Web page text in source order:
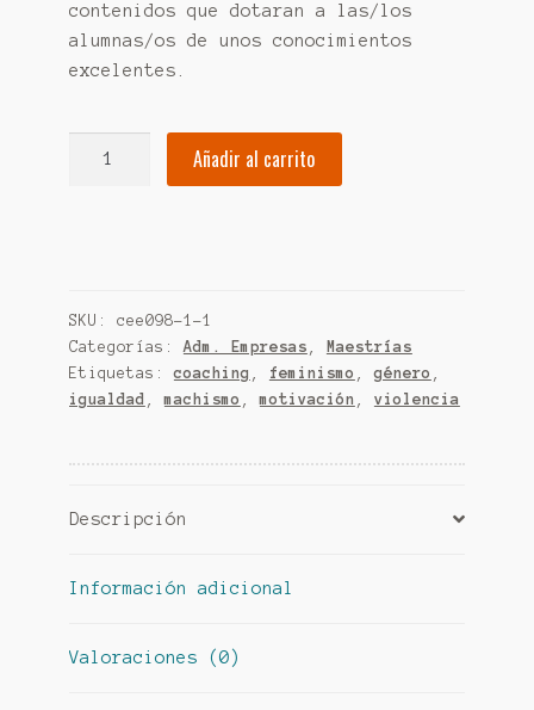
contenidos que dotaran a las/los
alumnas/os de unos conocimientos
excelentes.
género
cantidad
Añadir al carrito
SKU: cee098-1-1
Categorías: Adm. Empresas
Maestrías
Etiquetas:coaching feminismo ,género
igualdad
,machismo ,motivación violencia
Descripción
Información adicional
Valoraciones (0)